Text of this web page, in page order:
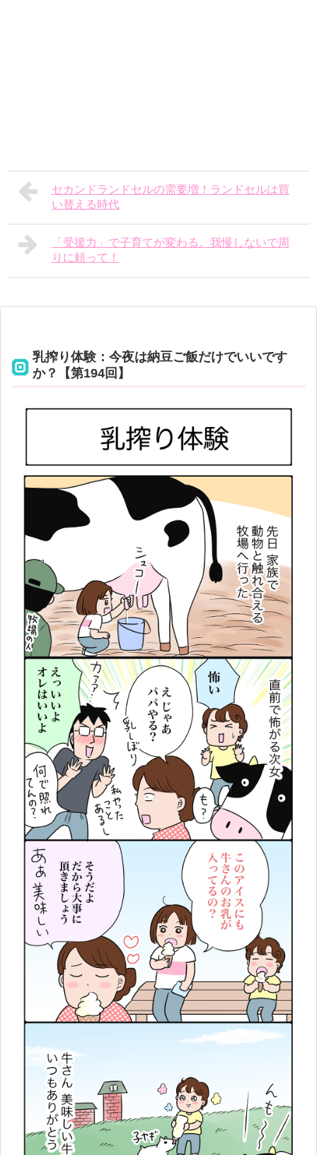
セカンドランドセルの需要増！ランドセルは買
い替える時代
「受援力」で子育てが変わる。我慢しないで周
りに頼って！
乳搾り体験：今夜は納豆ご飯だけでいいです
か？【第194回】